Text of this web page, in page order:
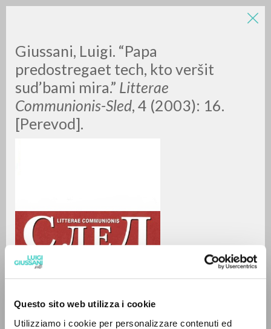
Questo sito web utilizza i cookie
Utilizziamo i cookie per personalizzare contenuti ed
Giussani, Luigi. “Papa
predostregaet tech, kto veršit
sud’bami mira.” Litterae
Communionis-Sled, 4 (2003): 16.
[Perevod].
LUIGI
GIUSSANI